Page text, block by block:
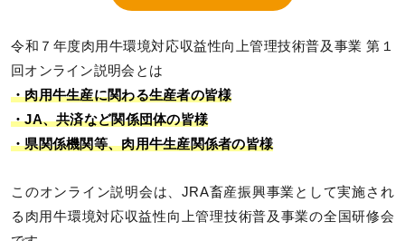
令和７年度肉用牛環境対応収益性向上管理技術普及事業 第１
回オンライン説明会とは
・肉用牛生産に関わる生産者の皆様
・JA、共済など関係団体の皆様
・県関係機関等、肉用牛生産関係者の皆様
このオンライン説明会は、JRA畜産振興事業として実施され
る肉用牛環境対応収益性向上管理技術普及事業の全国研修会